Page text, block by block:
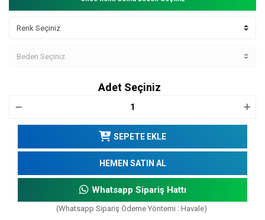
Adet Seçiniz
SEPETE EKLE
HEMEN SATIN AL
Whatsapp Sipariş Hattı
(Whatsapp Sipariş Ödeme Yöntemi : Havale)